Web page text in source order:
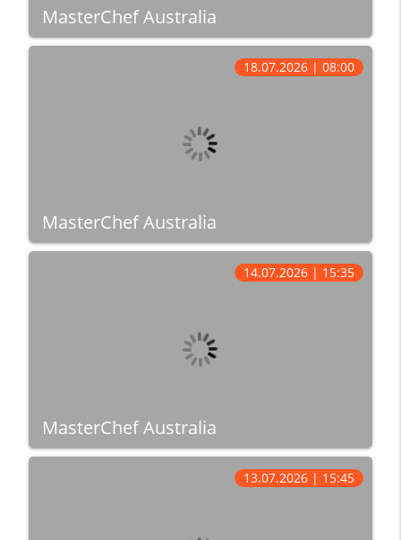
MasterChef Australia
MasterChef Australia
18.07.2026 | 08:00
MasterChef Australia
14.07.2026 | 15:35
13.07.2026 | 15:45